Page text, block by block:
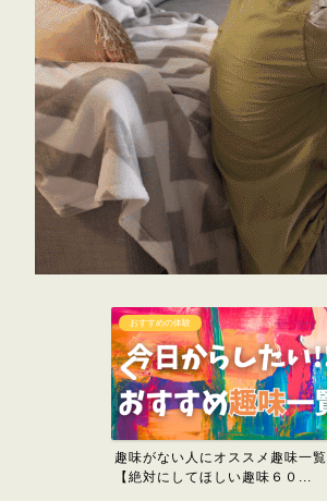
ホームシアター
2025年版【一生のうちに見たい】
ホームシアター見るべき...